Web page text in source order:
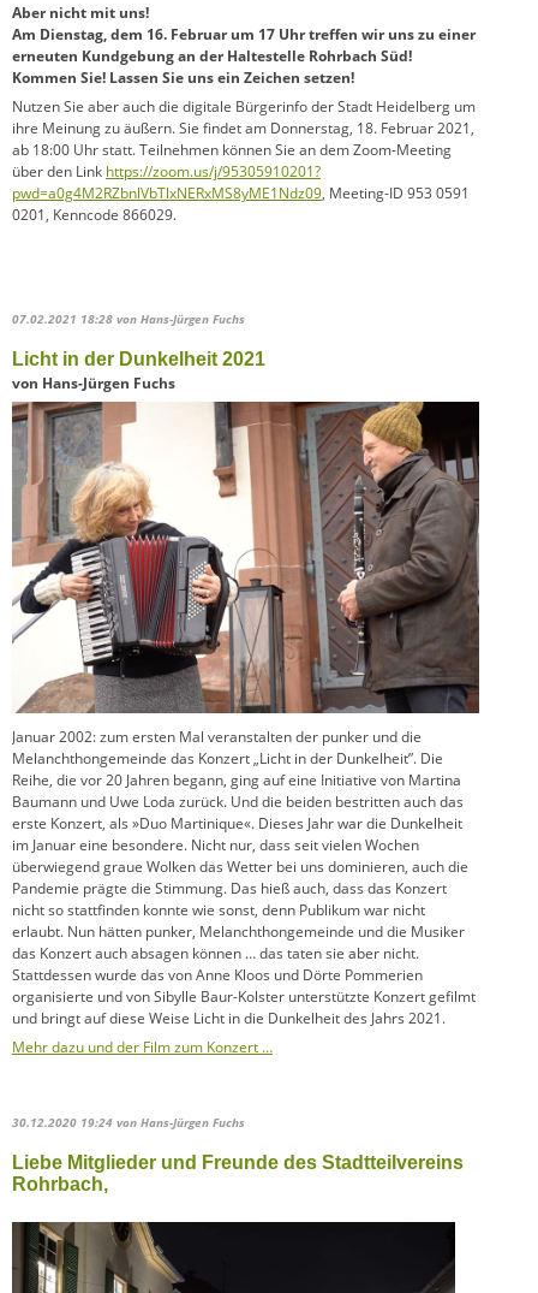
Aber nicht mit uns!
Am Dienstag, dem 16. Februar um 17 Uhr treffen wir uns zu einer
erneuten Kundgebung an der Haltestelle Rohrbach Süd!
Kommen Sie! Lassen Sie uns ein Zeichen setzen!
Nutzen Sie aber auch die digitale Bürgerinfo der Stadt Heidelberg um
ihre Meinung zu äußern. Sie findet am Donnerstag, 18. Februar 2021,
ab 18:00 Uhr statt. Teilnehmen können Sie an dem Zoom-Meeting
über den Link https://zoom.us/j/95305910201?
pwd=a0g4M2RZbnlVbTlxNERxMS8yME1Ndz09, Meeting-ID 953 0591
0201, Kenncode 866029.
07.02.2021 18:28 von Hans-Jürgen Fuchs
Licht in der Dunkelheit 2021
von Hans-Jürgen Fuchs
Januar 2002: zum ersten Mal veranstalten der punker und die
Melanchthongemeinde das Konzert „Licht in der Dunkelheit”. Die
Reihe, die vor 20 Jahren begann, ging auf eine Initiative von Martina
Baumann und Uwe Loda zurück. Und die beiden bestritten auch das
erste Konzert, als »Duo Martinique«. Dieses Jahr war die Dunkelheit
im Januar eine besondere. Nicht nur, dass seit vielen Wochen
überwiegend graue Wolken das Wetter bei uns dominieren, auch die
Pandemie prägte die Stimmung. Das hieß auch, dass das Konzert
nicht so stattfinden konnte wie sonst, denn Publikum war nicht
erlaubt. Nun hätten punker, Melanchthongemeinde und die Musiker
das Konzert auch absagen können … das taten sie aber nicht.
Stattdessen wurde das von Anne Kloos und Dörte Pommerien
organisierte und von Sibylle Baur-Kolster unterstützte Konzert gefilmt
und bringt auf diese Weise Licht in die Dunkelheit des Jahrs 2021.
Mehr dazu und der Film zum Konzert …
30.12.2020 19:24 von Hans-Jürgen Fuchs
Liebe Mitglieder und Freunde des Stadtteilvereins
Rohrbach,